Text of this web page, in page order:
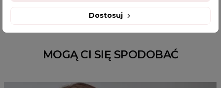
MOGĄ CI SIĘ SPODOBAĆ
Dostosuj